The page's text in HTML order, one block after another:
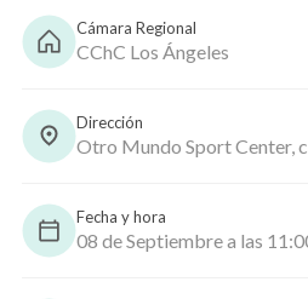
Cámara Regional
CChC Los Ángeles
Dirección
Otro Mundo Sport Center,
Fecha y hora
08 de Septiembre a las